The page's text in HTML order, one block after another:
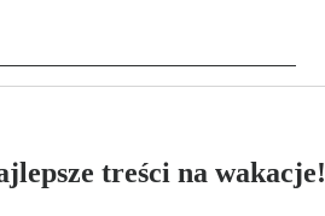
treści na wakacje!